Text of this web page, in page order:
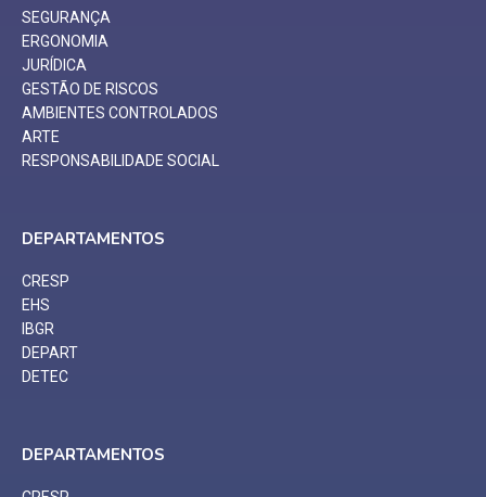
SEGURANÇA
ERGONOMIA
JURÍDICA
GESTÃO DE RISCOS
AMBIENTES CONTROLADOS
ARTE
RESPONSABILIDADE SOCIAL
DEPARTAMENTOS
CRESP
EHS
IBGR
DEPART
DETEC
DEPARTAMENTOS